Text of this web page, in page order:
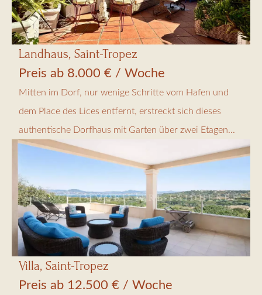
Landhaus, Saint-Tropez
Preis ab 8.000 € / Woche
Mitten im Dorf, nur wenige Schritte vom Hafen und
dem Place des Lices entfernt, erstreckt sich dieses
authentische Dorfhaus mit Garten über zwei Etagen...
Villa, Saint-Tropez
Preis ab 12.500 € / Woche